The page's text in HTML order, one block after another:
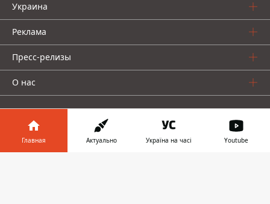
Украина
Реклама
Пресс-релизы
О нас
Главная Актуально Україна на часі Youtube